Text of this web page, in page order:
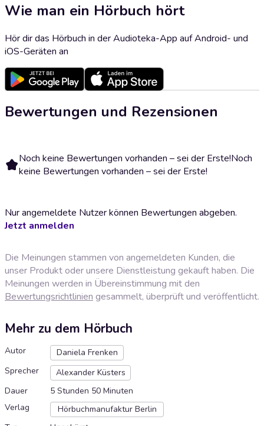
Wie man ein Hörbuch hört
Hör dir das Hörbuch in der Audioteka-App auf Android- und
iOS-Geräten an
Bewertungen und Rezensionen
Noch keine Bewertungen vorhanden – sei der Erste!Noch
keine Bewertungen vorhanden – sei der Erste!
Nur angemeldete Nutzer können Bewertungen abgeben.
Jetzt anmelden
Die Meinungen stammen von angemeldeten Kunden, die
unser Produkt oder unsere Dienstleistung gekauft haben. Die
Meinungen werden in Übereinstimmung mit den
Bewertungsrichtlinien gesammelt, überprüft und veröffentlicht.
Mehr zu dem Hörbuch
Autor
Daniela Frenken
Sprecher
Alexander Küsters
Dauer
5 Stunden 50 Minuten
Verlag
Hörbuchmanufaktur Berlin